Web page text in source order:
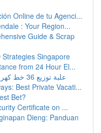
Online de tu Agenci...
: Your Region...
Guide & Scrap
Strategies Singapore
from 24 Hour El...
علبة توزيع 36 خط كهرباء في مصر: إرشادات شامل
Best Private Vacati...
Bet?
Certificate on ...
Dieng: Panduan